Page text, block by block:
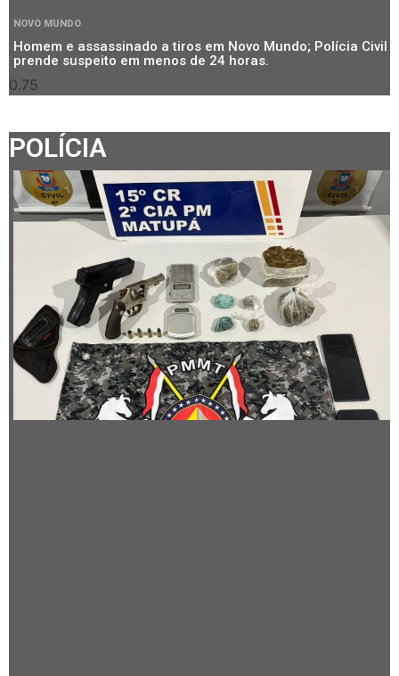
NOVO MUNDO
Homem e assassinado a tiros em Novo Mundo; Polícia Civil
prende suspeito em menos de 24 horas.
POLÍCIA